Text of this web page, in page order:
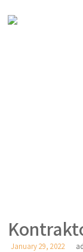
January 29, 2022